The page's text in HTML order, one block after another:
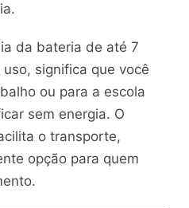
da bateria de até 7
significa que você
ou para a escola
sem energia. O
o transporte,
opção para quem